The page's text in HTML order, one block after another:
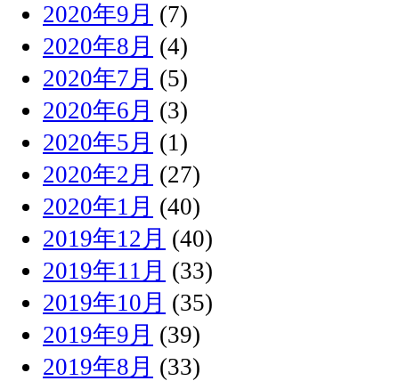
2020年9月 (7)
2020年8月 (4)
2020年7月 (5)
2020年6月 (3)
2020年5月 (1)
2020年2月 (27)
2020年1月 (40)
2019年12月 (40)
2019年11月 (33)
2019年10月 (35)
2019年9月 (39)
2019年8月 (33)